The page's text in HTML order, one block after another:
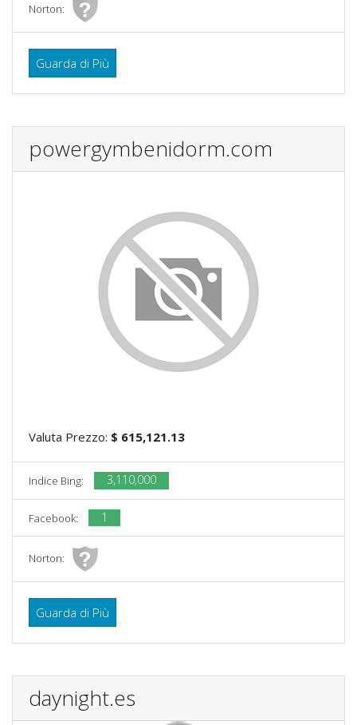
Norton:
Guarda di Più
powergymbenidorm.com
Valuta Prezzo: $ 615,121.13
Indice Bing: 3,110,000
Facebook: 1
Norton:
Guarda di Più
daynight.es